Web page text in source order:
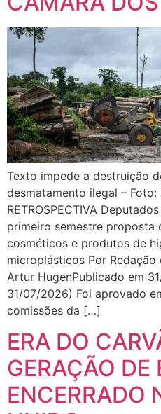
Texto impede a destruição
desmatamento ilegal – Foto:
RETROSPECTIVA
primeiro semestre
cosméticos e produtos de
microplásticos Por Redação
Artur HugenPublicado em
31/07/2026) Foi aprovado
comissões da […]
ERA DO
GERAÇÃO DE
ENCERRADO